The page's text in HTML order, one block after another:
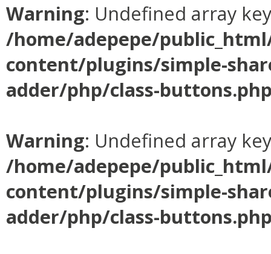
Warning: Undefined array
/home/adepepe/
content/plugins/simple-
adder/php/class-
Warning: Undefined array
/home/adepepe/
content/plugins/simple-
adder/php/class-